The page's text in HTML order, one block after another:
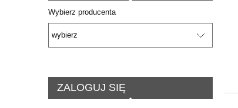
Wybierz producenta
ZALOGUJ SIĘ